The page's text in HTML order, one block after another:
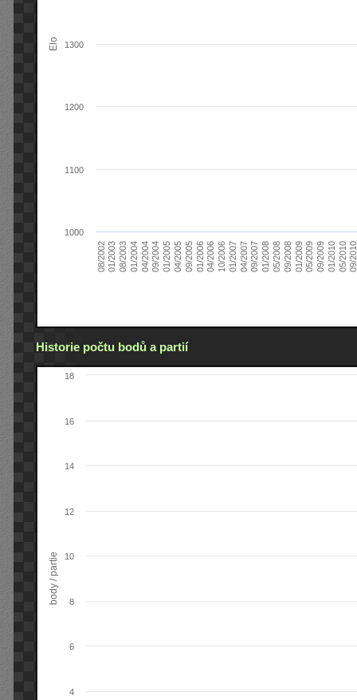
Elo
08/200201/200308/200301/200404/200409/200401/200504/200509/200501/200604/200610/200601/200704/200709/200701/200805/200809/200801/200905/200909/200901/201005/201009/
1000
1100
1200
1300
Historie počtu bodů a partií
body / partie
4
6
8
10
12
14
16
18